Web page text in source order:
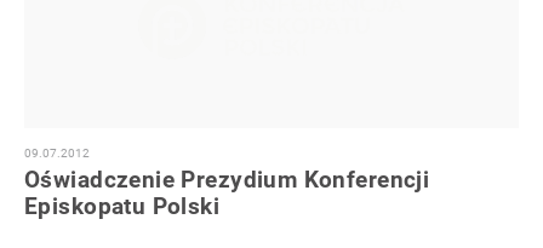
09.07.2012
Oświadczenie Prezydium Konferencji
Episkopatu Polski